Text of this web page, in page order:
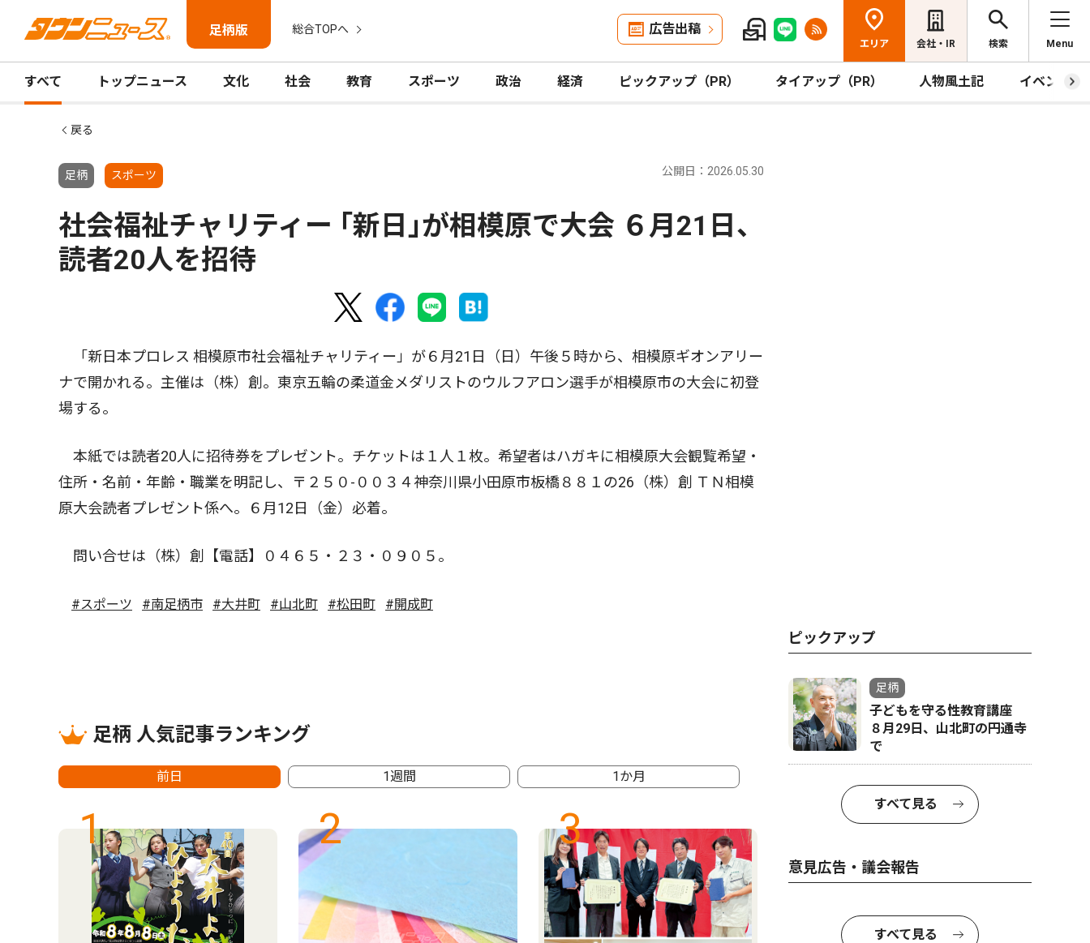
足柄版 総合TOPへ 広告出稿
エリア 会社・IR 検索 Menu
すべて トップニュース 文化 社会 教育 スポーツ 政治 経済 ピックアップ（PR） タイアップ（PR） 人物風土記 イベント
戻る
足柄 スポーツ 公開日：2026.05.30
社会福祉チャリティー ｢新日｣が相模原で大会 ６月21日、
読者20人を招待
「新日本プロレス 相模原市社会福祉チャリティー」が６月21日（日）午後５時から、相模原ギオンアリー
ナで開かれる。主催は（株）創。東京五輪の柔道金メダリストのウルフアロン選手が相模原市の大会に初登
場する。
本紙では読者20人に招待券をプレゼント。チケットは１人１枚。希望者はハガキに相模原大会観覧希望・
住所・名前・年齢・職業を明記し、〒２５０-００３４神奈川県小田原市板橋８８１の26（株）創 ＴＮ相模
原大会読者プレゼント係へ。６月12日（金）必着。
問い合せは（株）創【電話】０４６５・２３・０９０５。
#スポーツ #南足柄市 #大井町 #山北町 #松田町 #開成町
足柄 人気記事ランキング
前日 1週間 1か月
1 2 3
ピックアップ
足柄
子どもを守る性教育講座
８月29日、山北町の円通寺
で
すべて見る
意見広告・議会報告
すべて見る